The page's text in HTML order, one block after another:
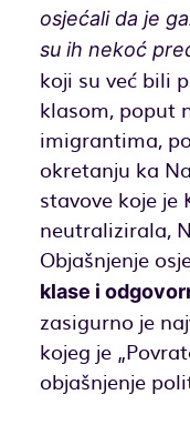
osjećali da je
su ih nekoć
koji su već bili
klasom, poput
imigrantima,
okretanju ka
stavove koje
neutralizirala,
Objašnjenje
klase i
zasigurno je
kojeg je
objašnjenje